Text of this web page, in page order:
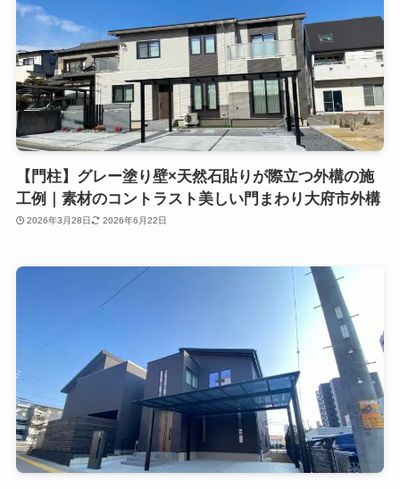
【門柱】グレー塗り壁×天然石貼りが際立つ外構の施
工例｜素材のコントラスト美しい門まわり大府市外構
2026年3月28日 2026年6月22日